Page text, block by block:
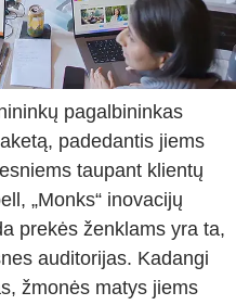
pagalbininkas
padedantis jiems
taupant klientų
„Monks“ inovacijų
prekės ženklams yra ta,
auditorijas. Kadangi
žmonės matys jiems